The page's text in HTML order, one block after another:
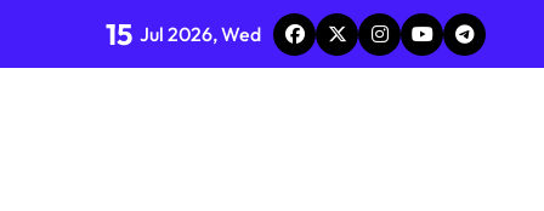
15 Jul 2026, Wed